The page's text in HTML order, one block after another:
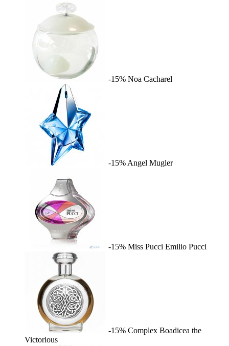
-15% Noa Cacharel
-15% Angel Mugler
-15% Miss Pucci Emilio Pucci
-15% Complex Boadicea the
Victorious